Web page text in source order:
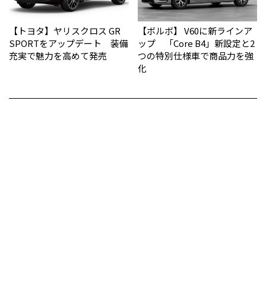
【トヨタ】ヤリスクロス GR
SPORTをアップデート 装備
充実で魅力を高めて発売
【ボルボ】 V60に新ラインア
ップ 「Core B4」新設定と2
つの特別仕様車で商品力を強
化